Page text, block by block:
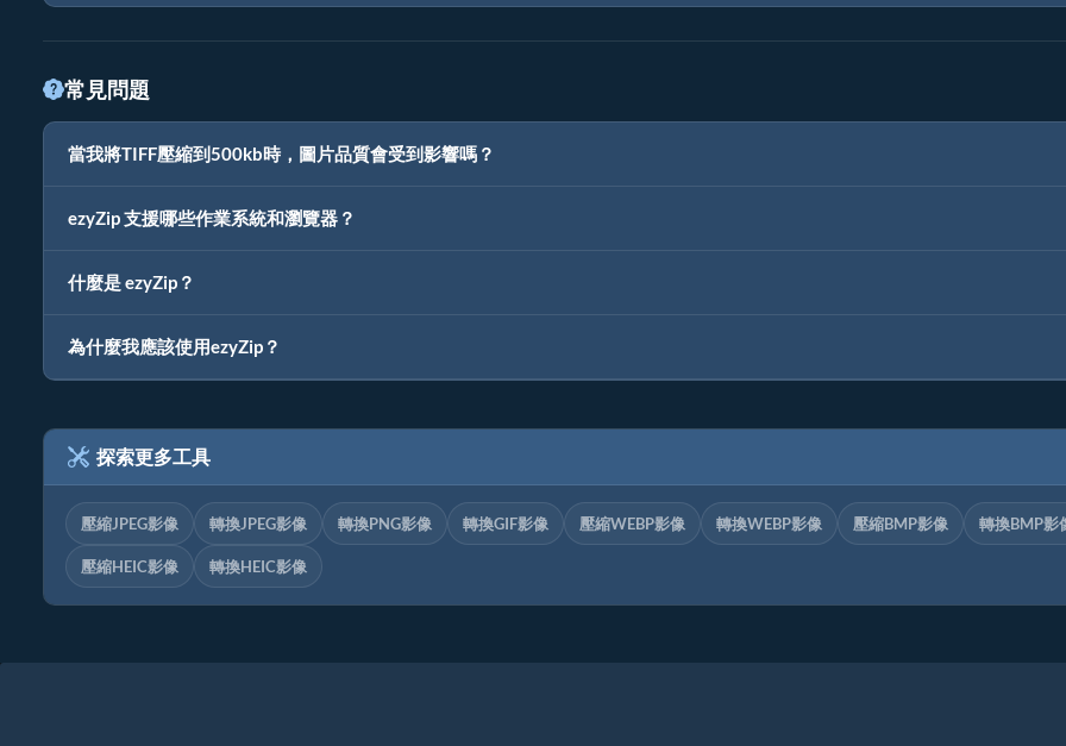
常見問題
當我將TIFF壓縮到500kb時，圖片品質會受到影響嗎？
ezyZip 支援哪些作業系統和瀏覽器？
什麼是 ezyZip？
為什麼我應該使用ezyZip？
探索更多工具
壓縮JPEG影像 轉換JPEG影像 轉換PNG影像 轉換GIF影像 壓縮WEBP影像 轉換WEBP影像 壓縮BMP影像 轉換BMP影
壓縮HEIC影像 轉換HEIC影像